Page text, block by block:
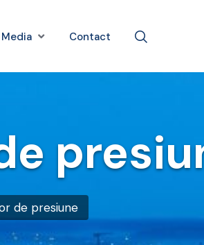
Media Contact
de presiune